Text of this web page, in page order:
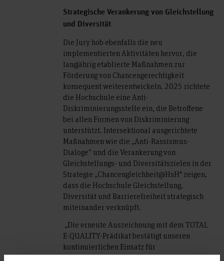
Strategische Verankerung von Gleichstellung
und Diversität
Die Jury hob ebenfalls die neu
implementierten Aktivitäten hervor, die
langjährig etablierte Maßnahmen zur
Förderung von Chancengerechtigkeit
konsequent weiterentwickeln. 2025 richtete
die Hochschule eine Anti-
Diskriminierungsstelle ein, die Betroffene
bei allen Formen von Diskriminierung
unterstützt. Intersektional ausgerichtete
Maßnahmen wie die „Anti-Rassismus-
Dialoge“ und die Verankerung von
Gleichstellungs- und Diversitätszielen in der
Strategie „Chancengleichheit@HsH" zeigen,
dass die Hochschule Gleichstellung,
Diversität und Barrierefreiheit strategisch
miteinander verknüpft.
„Die erneute Auszeichnung mit dem TOTAL
E-QUALITY-Prädikat bestätigt unseren
kontinuierlichen Einsatz für
Chancengerechtigkeit und Diversität in allen